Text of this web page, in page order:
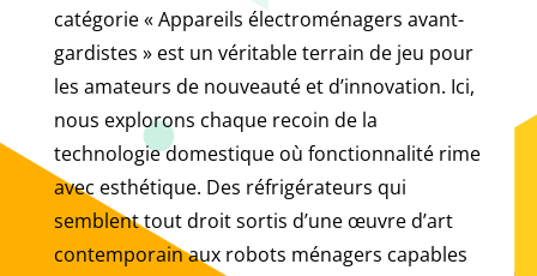
catégorie « Appareils électroménagers avant-
gardistes » est un véritable terrain de jeu pour
les amateurs de nouveauté et d’innovation. Ici,
nous explorons chaque recoin de la
technologie domestique où fonctionnalité rime
avec esthétique. Des réfrigérateurs qui
semblent tout droit sortis d’une œuvre d’art
contemporain aux robots ménagers capables